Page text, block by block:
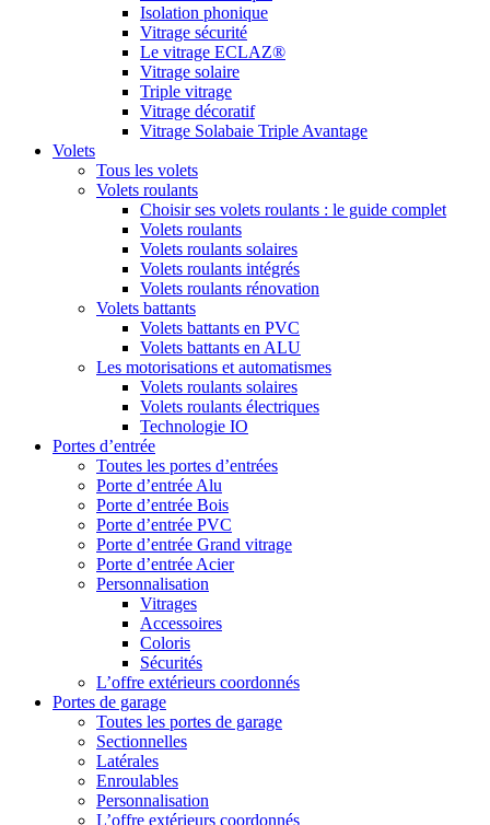
Isolation phonique
Vitrage sécurité
Le vitrage ECLAZ®
Vitrage solaire
Triple vitrage
Vitrage décoratif
Vitrage Solabaie Triple Avantage
Volets
Tous les volets
Volets roulants
Choisir ses volets roulants : le guide complet
Volets roulants
Volets roulants solaires
Volets roulants intégrés
Volets roulants rénovation
Volets battants
Volets battants en PVC
Volets battants en ALU
Les motorisations et automatismes
Volets roulants solaires
Volets roulants électriques
Technologie IO
Portes d’entrée
Toutes les portes d’entrées
Porte d’entrée Alu
Porte d’entrée Bois
Porte d’entrée PVC
Porte d’entrée Grand vitrage
Porte d’entrée Acier
Personnalisation
Vitrages
Accessoires
Coloris
Sécurités
L’offre extérieurs coordonnés
Portes de garage
Toutes les portes de garage
Sectionnelles
Latérales
Enroulables
Personnalisation
L’offre extérieurs coordonnés